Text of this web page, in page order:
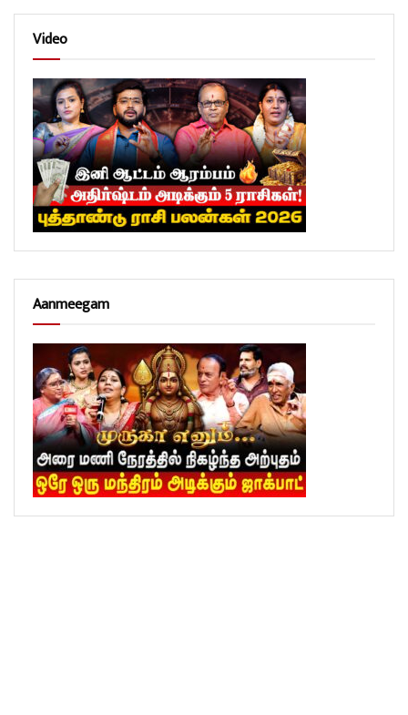
Video
Aanmeegam